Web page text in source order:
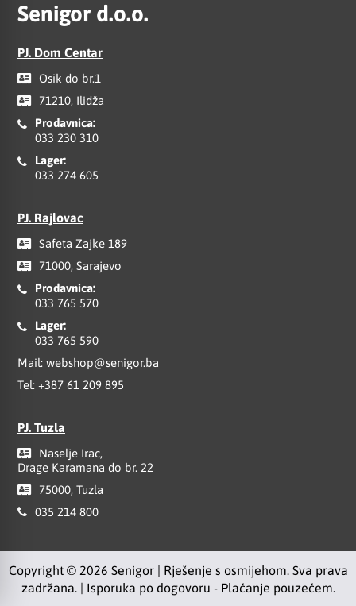
Senigor d.o.o.
PJ. Dom Centar
Osik do br.1
71210, Ilidža
Prodavnica:
033 230 310
Lager:
033 274 605
PJ. Rajlovac
Safeta Zajke 189
71000, Sarajevo
Prodavnica:
033 765 570
Lager:
033 765 590
Mail: webshop@senigor.ba
Tel: +387 61 209 895
PJ. Tuzla
Naselje Irac,
Drage Karamana do br. 22
75000, Tuzla
035 214 800
Copyright © 2026 Senigor | Rješenje s osmijehom. Sva prava
zadržana. | Isporuka po dogovoru - Plaćanje pouzećem.